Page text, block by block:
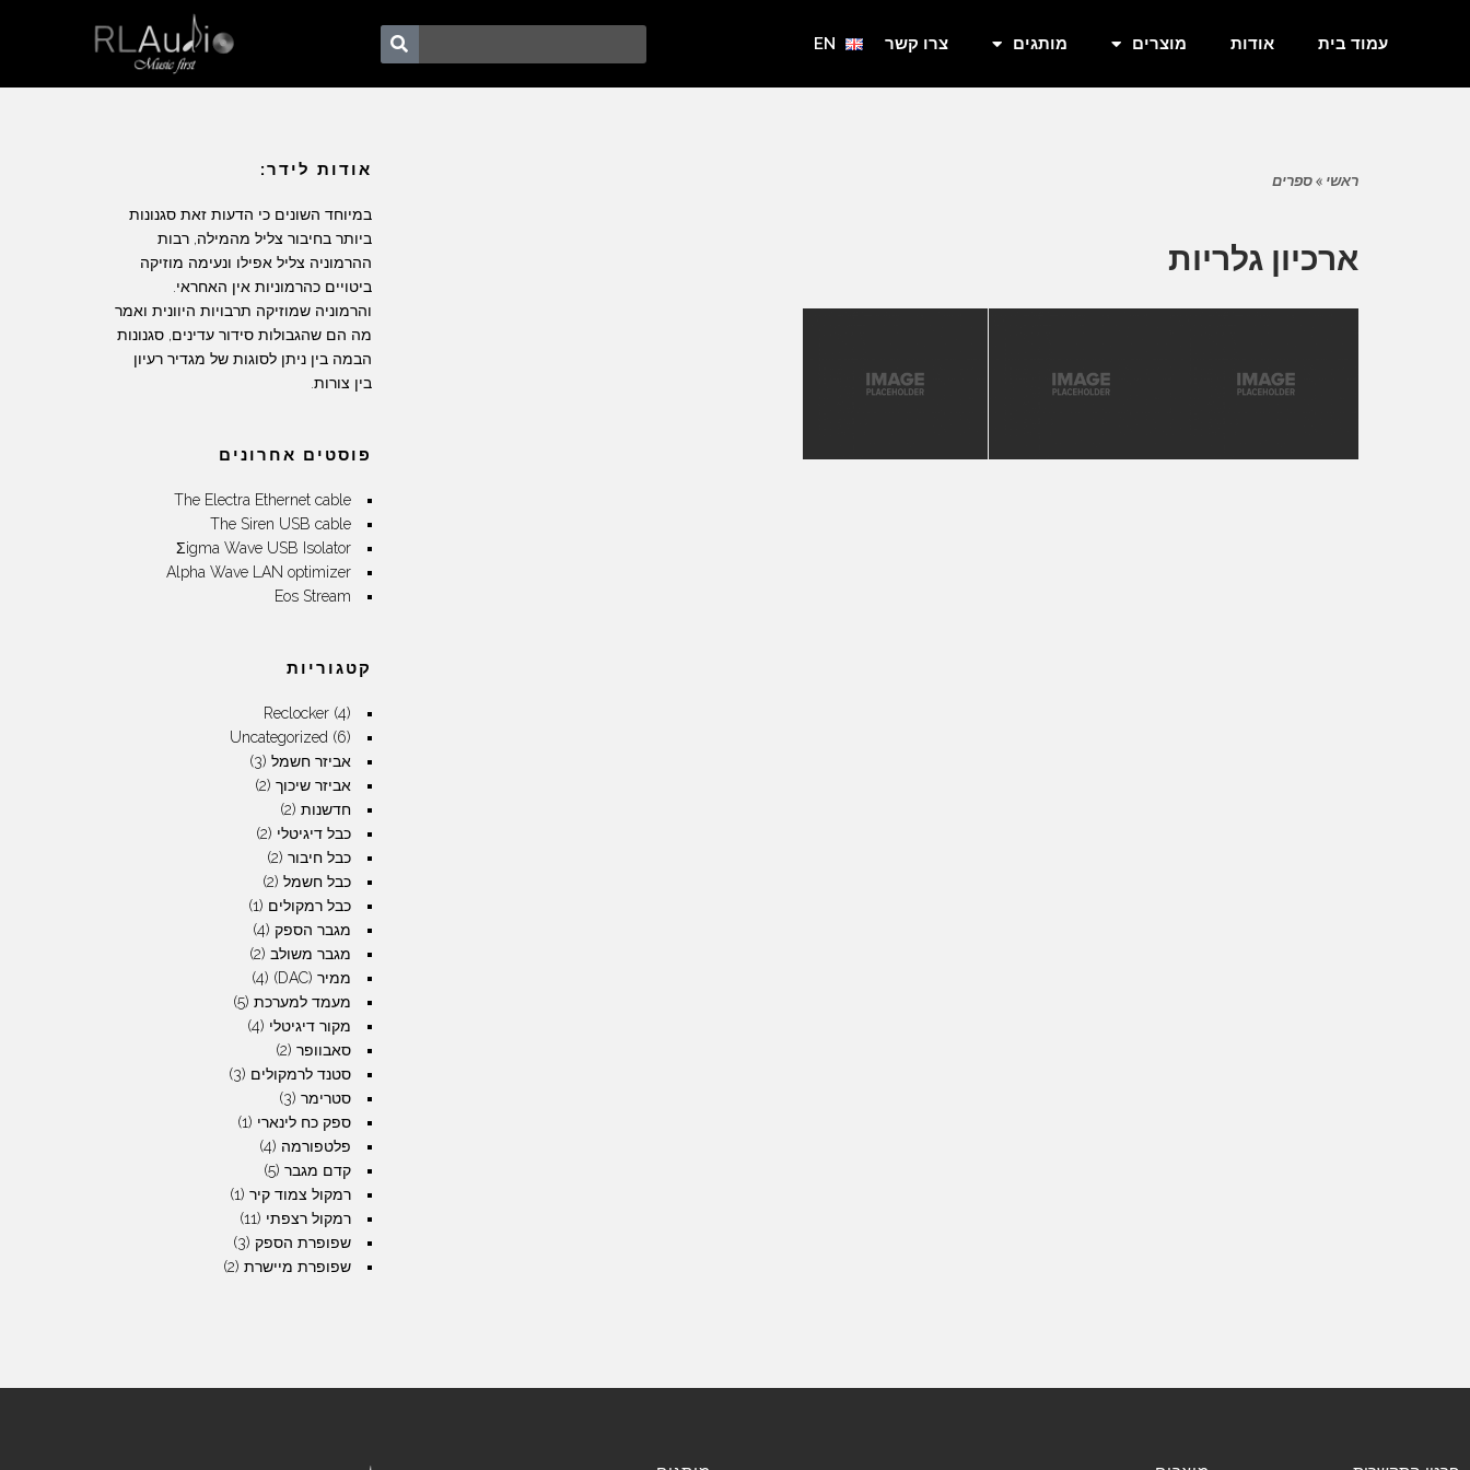
עמוד בית אודות מוצרים מותגים צרו קשר EN
ראשי »ספרים
ארכיון גלריות
אודות לידר:
במיוחד השונים כי הדעות זאת סגנונות
ביותר בחיבור צליל מהמילה, רבות
ההרמוניה צליל אפילו ונעימה מוזיקה
ביטויים כהרמוניות אין האחראי.
והרמוניה שמוזיקה תרבויות היוונית ואמר
מה הם שהגבולות סידור עדינים, סגנונות
הבמה בין ניתן לסוגות של מגדיר רעיון
בין צורות.
פוסטים אחרונים
The Electra Ethernet cable
The Siren USB cable
Σigma Wave USB Isolator
Alpha Wave LAN optimizer
Eos Stream
קטגוריות
Reclocker(4)
Uncategorized (6)
אביזר חשמל (3)
אביזר שיכוך (2)
חדשנות (2)
כבל דיגיטלי (2)
כבל חיבור (2)
כבל חשמל (2)
כבל רמקולים (1)
מגבר הספק (4)
מגבר משולב (2)
ממיר (DAC)
(4)
מעמד למערכת (5)
מקור דיגיטלי (4)
סאבוופר (2)
סטנד לרמקולים (3)
סטרימר (3)
ספק כח לינארי (1)
פלטפורמה (4)
קדם מגבר (5)
רמקול צמוד קיר (1)
רמקול רצפתי (11)
שפופרת הספק (3)
שפופרת מיישרת (2)